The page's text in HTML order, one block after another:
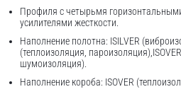
Профиля с четырьмя
усилителями жесткости.
Наполнение полотна: ISILVER
(теплоизоляция,
шумоизоляция).
Наполнение короба: ISOVER